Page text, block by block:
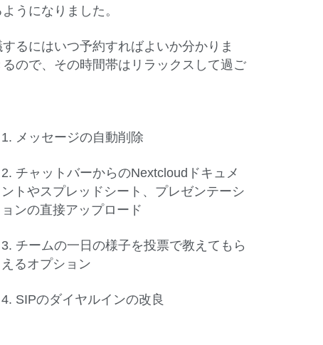
うになりました。
るにはいつ予約すればよいか分かりま
ので、その時間帯はリラックスして過ご
1. メッセージの自動削除
2. チャットバーからのNextcloudドキュメ
ントやスプレッドシート、プレゼンテーシ
ョンの直接アップロード
3. チームの一日の様子を投票で教えてもら
えるオプション
4. SIPのダイヤルインの改良